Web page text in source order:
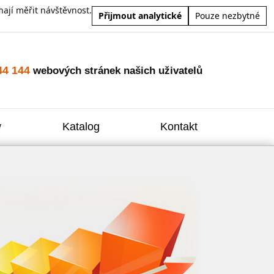
měřit návštěvnost.
Přijmout analytické Pouze nezbytné
144 webových stránek našich uživatelů
Katalog Kontakt